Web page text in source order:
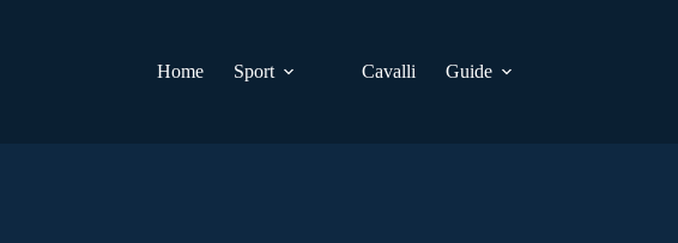
Home
Sport Cavalli Guide